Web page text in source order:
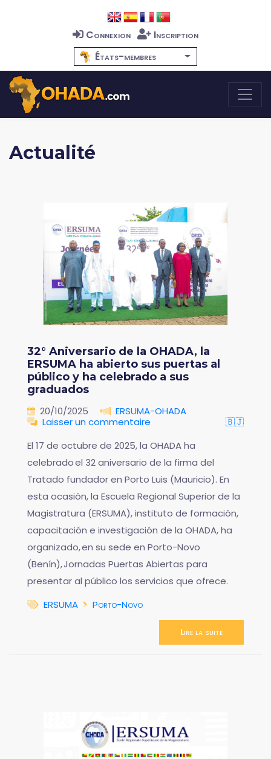
Connexion
Inscription
États-membres
Actualité
32° Aniversario de la OHADA, la
ERSUMA ha abierto sus puertas al
público y ha celebrado a sus
graduados
20/10/2025
ERSUMA-OHADA
Laisser un commentaire
🇧🇯
El 17 de octubre de 2025, la OHADA ha
celebrado el 32 aniversario de la firma del
Tratado fundador en Porto Luis (Mauricio). En
esta ocasión, la Escuela Regional Superior de la
Magistratura (ERSUMA), instituto de formación,
capacitación e investigación de la OHADA, ha
organizado, en su sede en Porto-Novo
(Benín), Jornadas Puertas Abiertas para
presentar al público los servicios que ofrece.
ERSUMA
Porto-Novo
Lire la suite